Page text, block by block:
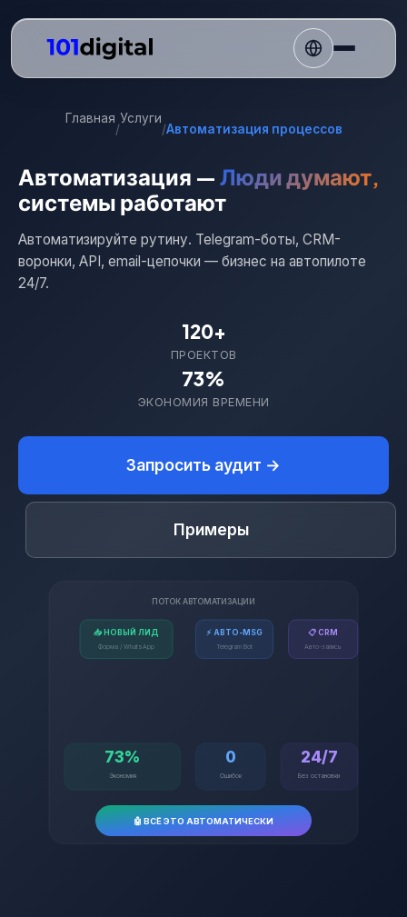
Главная
/
Услуги
/Автоматизация процессов
Автоматизация — Люди думают,
системы работают
Автоматизируйте рутину. Telegram-боты, CRM-
воронки, API, email-цепочки — бизнес на автопилоте
24/7.
120+
ПРОЕКТОВ
73%
ЭКОНОМИЯ ВРЕМЕНИ
Запросить аудит →
Примеры
ПОТОК АВТОМАТИЗАЦИИ
📥 НОВЫЙ ЛИД
Форма / WhatsApp
⚡ АВТО-MSG
Telegram Bot
📋 CRM
Авто-запись
73%
Экономия
0
Ошибок
24/7
Без остановки
🤖 ВСЁ ЭТО АВТОМАТИЧЕСКИ